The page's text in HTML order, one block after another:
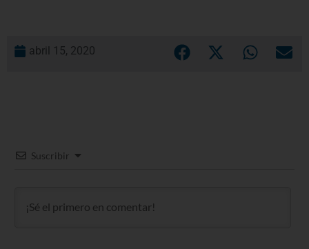
abril 15, 2020
Suscribir